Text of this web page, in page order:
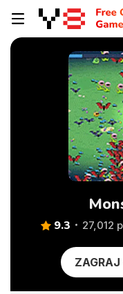
9.3 27,012
ZAGRAJ